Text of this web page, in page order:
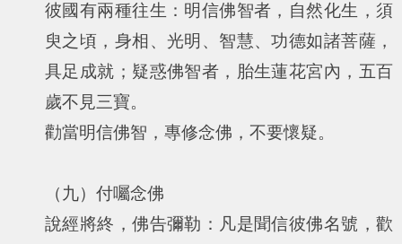
彼國有兩種往生：明信佛智者，自然化生，須
臾之頃，身相、光明、智慧、功德如諸菩薩，
具足成就；疑惑佛智者，胎生蓮花宮內，五百
歲不見三寶。
勸當明信佛智，專修念佛，不要懷疑。
（九）付囑念佛
說經將終，佛告彌勒：凡是聞信彼佛名號，歡